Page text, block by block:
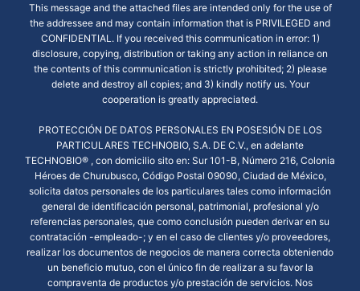
This message and the attached files are intended only for the use of
the addressee and may contain information that is PRIVILEGED and
CONFIDENTIAL. If you received this communication in error: 1)
disclosure, copying, distribution or taking any action in reliance on
the contents of this communication is strictly prohibited; 2) please
delete and destroy all copies; and 3) kindly notify us. Your
cooperation is greatly appreciated.
PROTECCIÓN DE DATOS PERSONALES EN POSESIÓN DE LOS
PARTICULARES TECHNOBIO, S.A. DE C.V., en adelante
TECHNOBIO® ,​ con domicilio sito en: Sur 101-B, Número 216, Colonia
Héroes de Churubusco, Código Postal 09090, Ciudad de México,
solicita datos personales de los particulares tales como información
general de identificación personal, patrimonial, profesional y/o
referencias personales, que como conclusión pueden derivar en su
contratación -empleado-; y en el caso de clientes y/o proveedores,
realizar los documentos de negocios de manera correcta obteniendo
un beneficio mutuo, con el único fin de realizar a su favor la
compraventa de productos y/o prestación de servicios. Nos